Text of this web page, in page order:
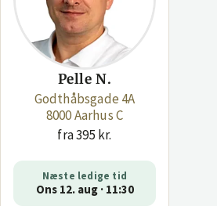
Pelle N.
Godthåbsgade 4A
8000 Aarhus C
fra 395 kr.
Næste ledige tid
Ons 12. aug · 11:30